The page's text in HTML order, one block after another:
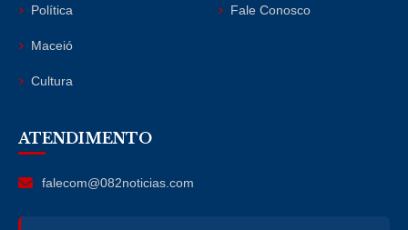
Política
Maceió
Cultura
Fale Conosco
ATENDIMENTO
falecom@082noticias.com